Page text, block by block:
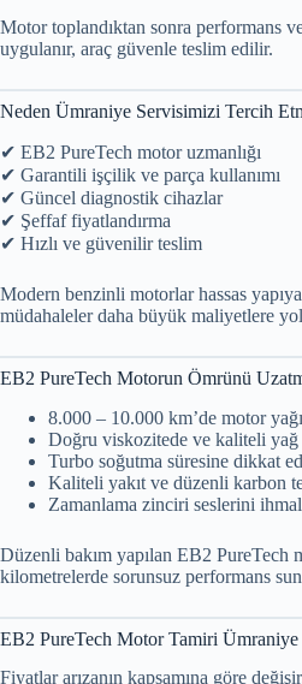
Motor toplandıktan sonra performans
uygulanır, araç güvenle teslim edilir.
Neden Ümraniye Servisimizi Tercih
✔ EB2 PureTech motor uzmanlığı
✔ Garantili işçilik ve parça kullanımı
✔ Güncel diagnostik cihazlar
✔ Şeffaf fiyatlandırma
✔ Hızlı ve güvenilir teslim
Modern benzinli motorlar hassas
müdahaleler daha büyük maliyetlere
EB2 PureTech Motorun Ömrünü
8.000 – 10.000 km’de motor
Doğru viskozitede ve kaliteli yağ
Turbo soğutma süresine dikkat
Kaliteli yakıt ve düzenli karbon
Zamanlama zinciri seslerini
Düzenli bakım yapılan EB2 PureTech
kilometrelerde sorunsuz performans
EB2 PureTech Motor Tamiri Ümraniye
Fiyatlar arızanın kapsamına göre